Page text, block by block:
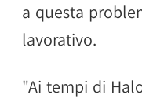
a questa
lavorativo.
"Ai tempi di